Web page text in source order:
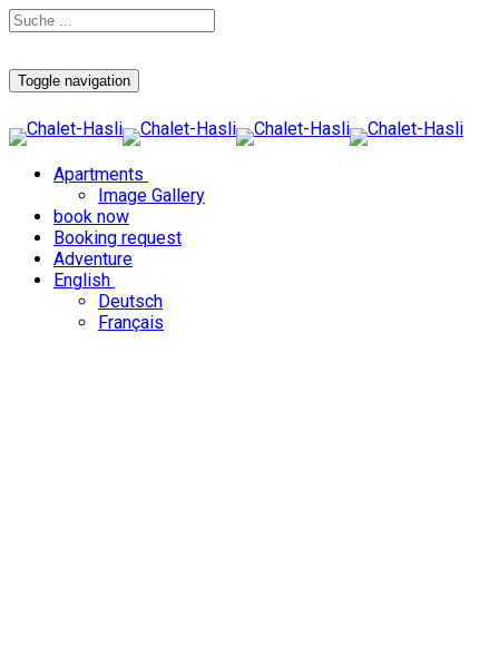
Toggle navigation
Apartments
Image Gallery
book now
Booking request
Adventure
English
Deutsch
Français